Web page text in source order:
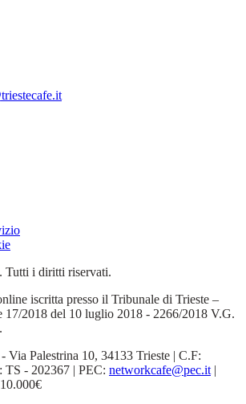
Tutti i diritti riservati.
iscritta presso il Tribunale di Trieste –
17/2018 del 10 luglio 2018 - 2266/2018 V.G.
Via Palestrina 10, 34133 Trieste | C.F:
- 202367 | PEC: networkcafe@pec.it |